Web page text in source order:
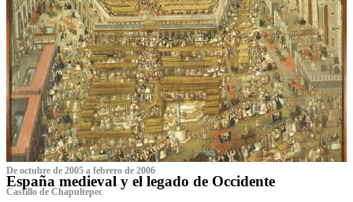
De octubre de 2005 a febrero de 2006
España medieval y el legado de Occidente
Castillo de Chapultepec